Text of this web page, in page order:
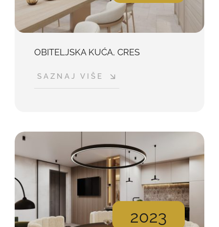
OBITELJSKA KUĆA, CRES
SAZNAJ VIŠE
2023